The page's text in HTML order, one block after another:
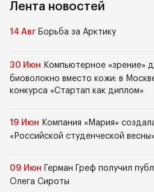
Лента новостей
14 Авг Борьба за Арктику
30 Июн Компьютерное «зрение»
биоволокно вместо кожи: в
конкурса «Стартап как диплом»
19 Июн Компания «Мария»
«Российской студенческой весны»
09 Июн
Герман Греф получил
Олега Сироты